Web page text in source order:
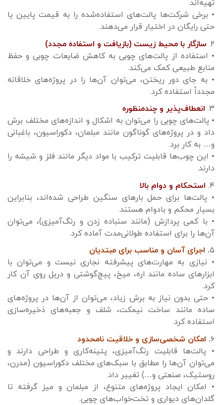
تهیه‌اند.
• برخی شرکت‌ها پالت‌های استفاده‌شده را به قیمت پایین یا
حتی رایگان در اختیار قرار می‌دهند.
۲. سازگار با محیط زیست (بازیافت و استفاده مجدد)
• استفاده از پالت‌های چوبی به کاهش ضایعات چوبی و حفظ
منابع طبیعی کمک می‌کند.
• به جای دور ریختن، می‌توان آن‌ها را در پروژه‌های خلاقانه
مجدداً استفاده کرد.
۳. انعطاف‌پذیر و چندمنظوره
• پالت‌های چوبی را می‌توان به اشکال و اندازه‌های مختلف برش
داد و در پروژه‌های گوناگون مانند مبلمان، دکوراسیون، باغبانی
و… به کار برد.
• این چوب‌ها قابلیت ترکیب با مواد دیگر مانند فلز و شیشه را
دارند.
۴. استحکام و دوام بالا
• پالت‌ها برای حمل بارهای سنگین طراحی شده‌اند، بنابراین
بسیار محکم و بادوام هستند.
• با کمی پردازش (مانند سنباده زدن و رنگ‌آمیزی)، می‌توان
آن‌ها را برای استفاده طولانی‌مدت آماده کرد.
۵. اجرای آسان و مناسب برای مبتدیان
• نیازی به مهارت‌های پیشرفته نجاری نیست و می‌توان با
ابزارهای ساده مانند اره، میخ، پیچ‌گوشتی و دریل روی آن کار
کرد.
• حتی بدون نیاز به برش زیاد، می‌توان از آن‌ها در پروژه‌های
ساده مانند ساخت نیمکت، شلف و جعبه‌های ذخیره‌سازی
استفاده کرد.
۶. امکان شخصی‌سازی و خلاقیت نامحدود
• پالت‌ها قابلیت رنگ‌آمیزی، پتینه‌کاری و طراحی دارند و
می‌توان آن‌ها را مطابق با سبک‌های مختلف دکوراسیون (مدرن،
روستیک، صنعتی و…) تغییر داد.
• امکان ایجاد پروژه‌های متنوع، از مبلمان و میز گرفته تا
گلدان‌های دیواری و تخت‌خواب‌های چوبی.